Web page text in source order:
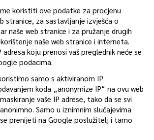
koristiti ove podatke za procjenu
stranice, za sastavljanje izvješća o
naše web stranice i za pružanje drugih
naše web stranice i interneta.
adresa koju prenosi vaš preglednik neće se
podacima.
samo s aktiviranom IP
koda „anonymize IP“ na ovu web
vaše IP adrese, tako da se svi
Samo u iznimnim slučajevima
prenijeti na Google poslužitelj i tamo